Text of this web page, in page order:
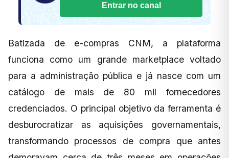
Entrar no canal
Batizada de e-compras CNM, a plataforma
funciona como um grande marketplace voltado
para a administração pública e já nasce com um
catálogo de mais de 80 mil fornecedores
credenciados. O principal objetivo da ferramenta é
desburocratizar as aquisições governamentais,
transformando processos de compra que antes